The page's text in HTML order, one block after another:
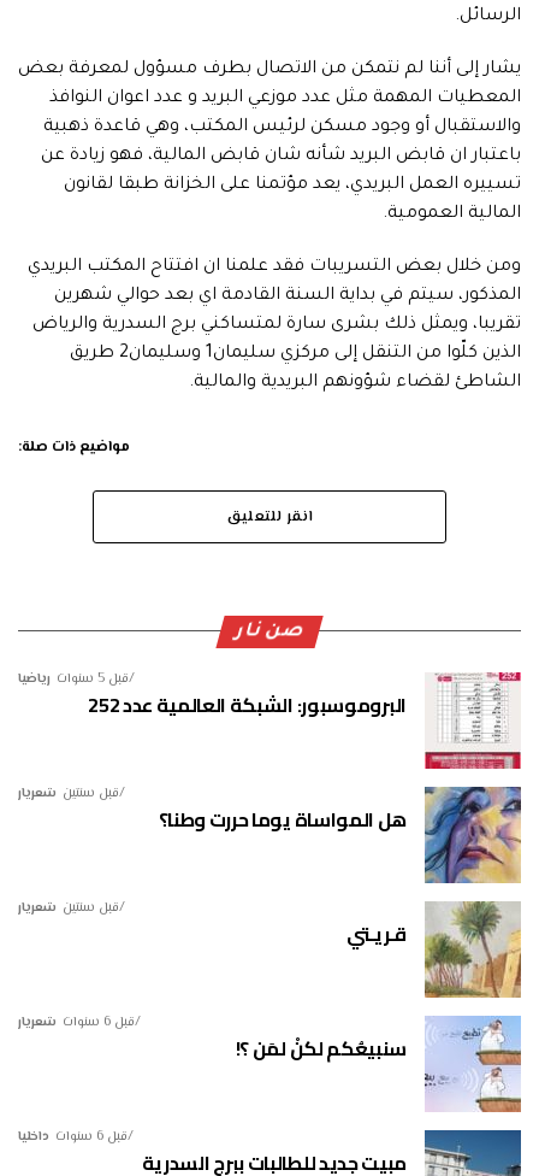
الرسائل.
يشار إلى أننا لم نتمكن من الاتصال بطرف مسؤول لمعرفة بعض
المعطيات المهمة مثل عدد موزعي البريد و عدد اعوان النوافذ
والاستقبال أو وجود مسكن لرئيس المكتب، وهي قاعدة ذهبية
باعتبار ان قابض البريد شأنه شان قابض المالية، فهو زيادة عن
تسييره العمل البريدي، يعد مؤتمنا على الخزانة طبقا لقانون
المالية العمومية.
ومن خلال بعض التسريبات فقد علمنا ان افتتاح المكتب البريدي
المذكور، سيتم في بداية السنة القادمة اي بعد حوالي شهرين
تقريبا، ويمثل ذلك بشرى سارة لمتساكني برج السدرية والرياض
الذين كلّوا من التنقل إلى مركزي سليمان1 وسليمان2 طريق
الشاطئ لقضاء شؤونهم البريدية والمالية.
مواضيع ذات صلة:
انقر للتعليق
صن نار
رياضيا قبل 5 سنوات
البروموسبور: الشبكة العالمية عدد 252
شعريار قبل سنتين
هل المواساة يوما حررت وطنا؟
شعريار قبل سنتين
قـريـتي
شعريار قبل 6 سنوات
سنبيعُكم لكنْ لمَن ؟!
داخليا قبل 6 سنوات
مبيت جديد للطالبات ببرج السدرية